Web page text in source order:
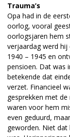
Trauma’s
Opa had in de
oorlog, vooral
oorlogsjaren hem
verjaardag werd hij
1940 – 1945 en
pensioen. Dat was
betekende dat
verzet. Financieel
gesprekken met
waren voor hem
even geduurd,
geworden. Niet